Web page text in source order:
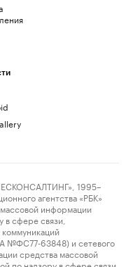
1995–
агентства «РБК»
информации
сфере связи,
№ФС77-63848) и сетевого
средства массовой